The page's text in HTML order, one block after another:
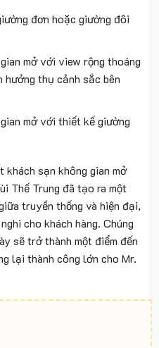
đơn hoặc giường đôi
mở với view rộng thoáng
hưởng thụ cảnh sắc bên
mở với thiết kế giường
sạn không gian mở
Thế Trung đã tạo ra một
truyền thống và hiện đại,
cho khách hàng. Chúng
sẽ trở thành một điểm đến
lại thành công lớn cho Mr.